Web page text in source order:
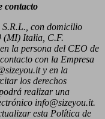
contacto
con domicilio
(MI) Italia, C.F.
la persona del CEO de
con la Empresa
y en la
los derechos
realizar una
info@sizeyou.it.
esta Política de